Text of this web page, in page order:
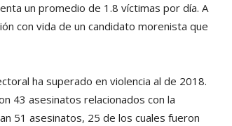
un promedio de 1.8 víctimas por día. A
con vida de un candidato morenista que
ha superado en violencia al de 2018.
43 asesinatos relacionados con la
51 asesinatos, 25 de los cuales fueron